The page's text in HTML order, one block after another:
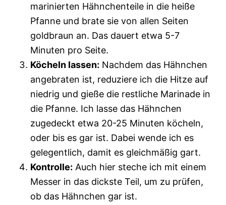
marinierten Hähnchenteile in die heiße
Pfanne und brate sie von allen Seiten
goldbraun an. Das dauert etwa 5-7
Minuten pro Seite.
Köcheln lassen: Nachdem das Hähnchen
angebraten ist, reduziere ich die Hitze auf
niedrig und gieße die restliche Marinade in
die Pfanne. Ich lasse das Hähnchen
zugedeckt etwa 20-25 Minuten köcheln,
oder bis es gar ist. Dabei wende ich es
gelegentlich, damit es gleichmäßig gart.
Kontrolle: Auch hier steche ich mit einem
Messer in das dickste Teil, um zu prüfen,
ob das Hähnchen gar ist.